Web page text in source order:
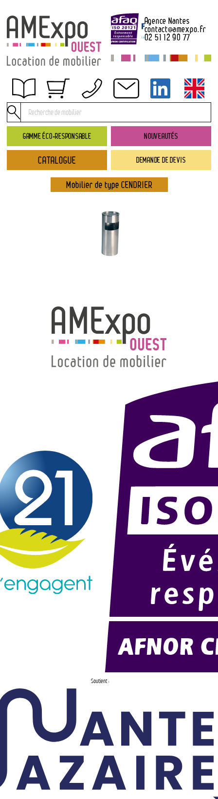
GAMME ÉCO-RESPONSABLE NOUVEAUTÉS
DEMANDE DE DEVIS
Agence Nantes
contact@amexpo.fr
02 51 12 90 77
Obtenir un devis
Conditions générales de location
Conditions de règlement
Contact
Catalogue
→ Nouveautés
→ Gamme éco-responsable
CATALOGUE
Mobilier de type CENDRIER
Soutient :